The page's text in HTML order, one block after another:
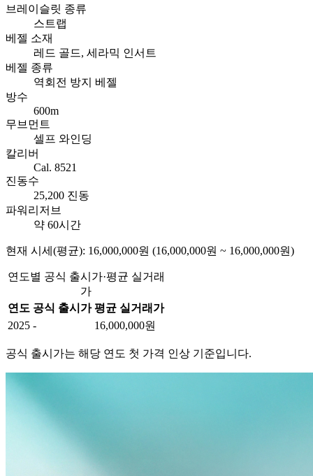
브레이슬릿 종류
스트랩
베젤 소재
레드 골드, 세라믹 인서트
베젤 종류
역회전 방지 베젤
방수
600m
무브먼트
셀프 와인딩
칼리버
Cal. 8521
진동수
25,200 진동
파워리저브
약 60시간
현재 시세(평균): 16,000,000원 (16,000,000원 ~ 16,000,000원)
연도별 공식 출시가·평균 실거래
가
연도 공식 출시가 평균 실거래가
2025 - 16,000,000원
공식 출시가는 해당 연도 첫 가격 인상 기준입니다.